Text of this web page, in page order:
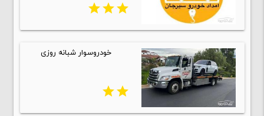
star
star
star
خودروسوار شبانه روزی
star
star